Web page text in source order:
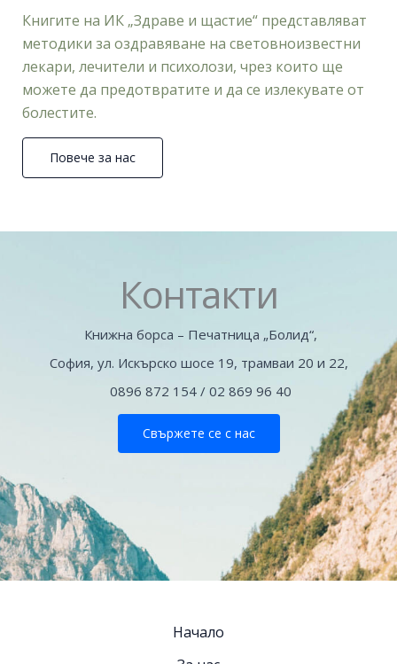
Книгите на ИК „Здраве и щастие“ представляват
методики за оздравяване на световноизвестни
лекари, лечители и психолози, чрез които ще
можете да предотвратите и да се излекувате от
болестите.
Повече за нас
Контакти
Книжна борса – Печатница „Болид“,
София, ул. Искърско шосе 19, трамваи 20 и 22,
0896 872 154 / 02 869 96 40
Свържете се с нас
Начало